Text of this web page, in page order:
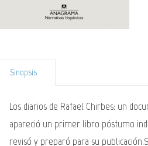
Sinopsis
Los diarios de Rafael Chirbes: un
apareció un primer libro póstumo
revisó y preparó para su